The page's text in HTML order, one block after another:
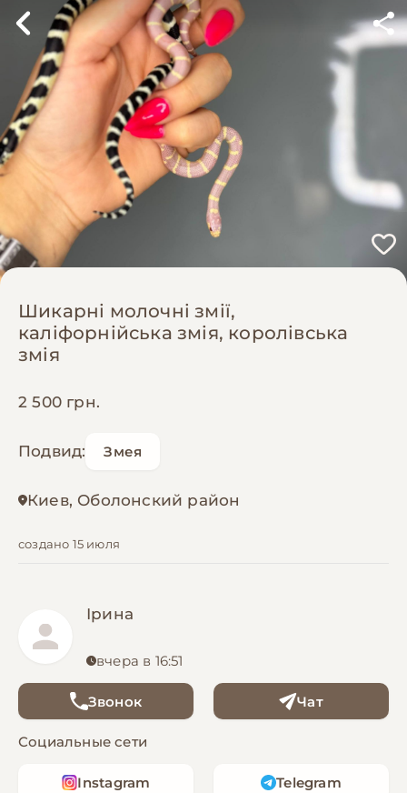
Шикарні молочні змії,
каліфорнійська змія, королівська
змія
2 500 грн.
Подвид: Змея
Киев, Оболонский район
создано 15 июля
Ірина
вчера в 16:51
Звонок Чат
Социальные сети
Instagram Telegram